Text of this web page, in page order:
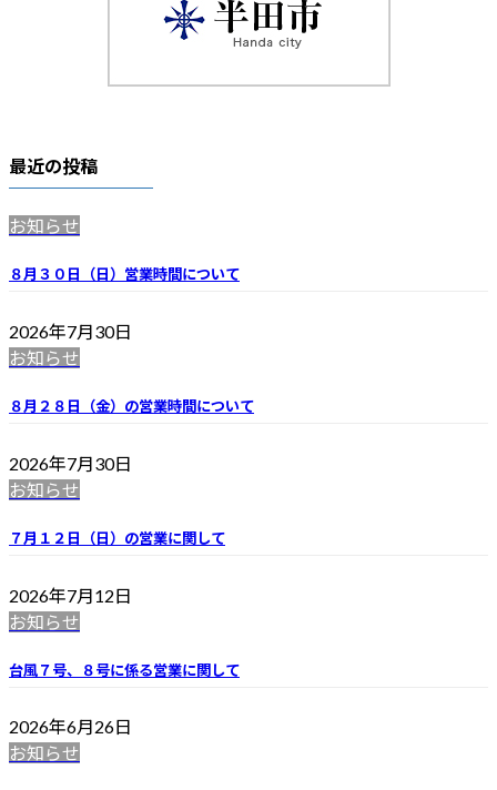
最近の投稿
お知らせ
８月３０日（日）営業時間について
2026年7月30日
お知らせ
８月２８日（金）の営業時間について
2026年7月30日
お知らせ
７月１２日（日）の営業に関して
2026年7月12日
お知らせ
台風７号、８号に係る営業に関して
2026年6月26日
お知らせ